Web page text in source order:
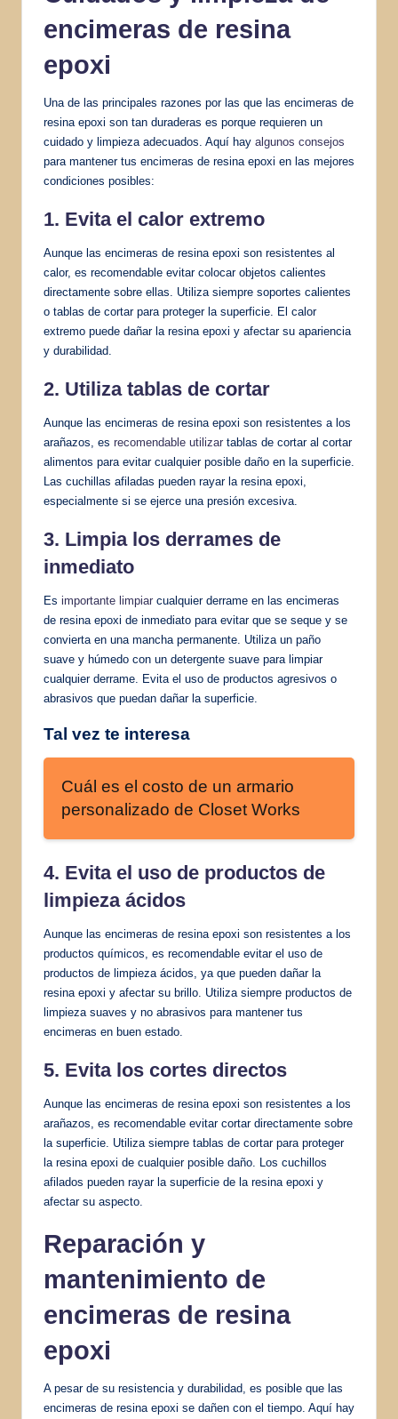
encimeras de resina
epoxi
Una de las principales razones por las que las encimeras de
resina epoxi son tan duraderas es porque requieren un
cuidado y limpieza adecuados. Aquí hay algunos consejos
para mantener tus encimeras de resina epoxi en las mejores
condiciones posibles:
1. Evita el calor extremo
Aunque las encimeras de resina epoxi son resistentes al
calor, es recomendable evitar colocar objetos calientes
directamente sobre ellas. Utiliza siempre soportes calientes
o tablas de cortar para proteger la superficie. El calor
extremo puede dañar la resina epoxi y afectar su apariencia
y durabilidad.
2. Utiliza tablas de cortar
Aunque las encimeras de resina epoxi son resistentes a los
arañazos, es recomendable utilizar tablas de cortar al cortar
alimentos para evitar cualquier posible daño en la superficie.
Las cuchillas afiladas pueden rayar la resina epoxi,
especialmente si se ejerce una presión excesiva.
3. Limpia los derrames de
inmediato
Es importante limpiar cualquier derrame en las encimeras
de resina epoxi de inmediato para evitar que se seque y se
convierta en una mancha permanente. Utiliza un paño
suave y húmedo con un detergente suave para limpiar
cualquier derrame. Evita el uso de productos agresivos o
abrasivos que puedan dañar la superficie.
Tal vez te interesa
Cuál es el costo de un armario
personalizado de Closet Works
4. Evita el uso de productos de
limpieza ácidos
Aunque las encimeras de resina epoxi son resistentes a los
productos químicos, es recomendable evitar el uso de
productos de limpieza ácidos, ya que pueden dañar la
resina epoxi y afectar su brillo. Utiliza siempre productos de
limpieza suaves y no abrasivos para mantener tus
encimeras en buen estado.
5. Evita los cortes directos
Aunque las encimeras de resina epoxi son resistentes a los
arañazos, es recomendable evitar cortar directamente sobre
la superficie. Utiliza siempre tablas de cortar para proteger
la resina epoxi de cualquier posible daño. Los cuchillos
afilados pueden rayar la superficie de la resina epoxi y
afectar su aspecto.
Reparación y
mantenimiento de
encimeras de resina
epoxi
A pesar de su resistencia y durabilidad, es posible que las
encimeras de resina epoxi se dañen con el tiempo. Aquí hay